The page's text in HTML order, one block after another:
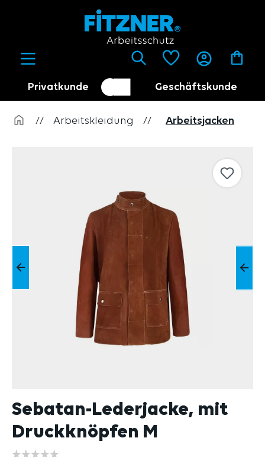
Privatkunde
Kundenumschalter
Geschäftskunde
Händler
// Arbeitskleidung // Arbeitsjacken
Sebatan-Lederjacke, mit
Druckknöpfen M